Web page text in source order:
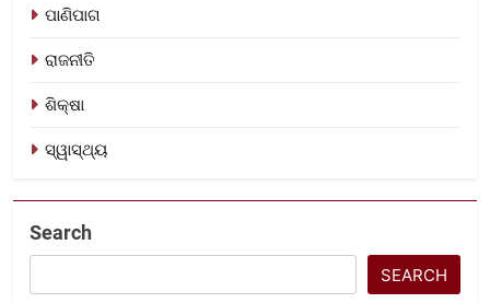
ପାଣିପାଗ
ରାଜନୀତି
ଶିକ୍ଷା
ସ୍ୱାସ୍ଥ୍ୟ
Search
SEARCH